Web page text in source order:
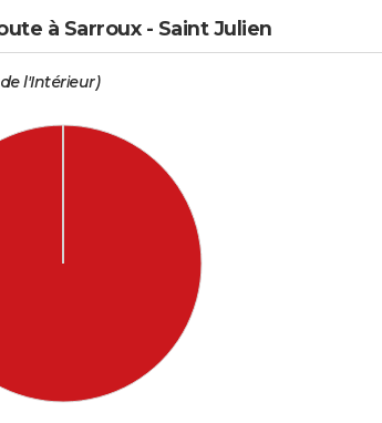
à Sarroux - Saint Julien
l'Intérieur)